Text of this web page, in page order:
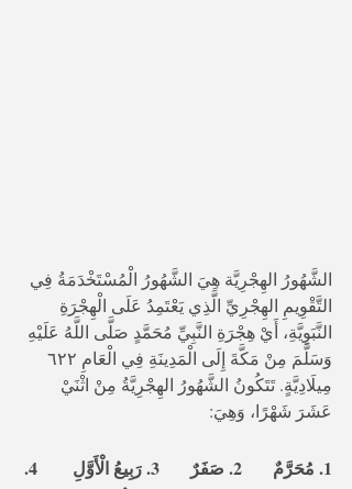
الشَّهُورُ الهِجْرِيَّة هِيَ الشَّهُورُ الْمُسْتَخْدَمَةُ فِي
التَّقْوِيمِ الهِجْرِيِّ الَّذِي يَعْتَمِدُ عَلَى الْهِجْرَةِ
النَّبَوِيَّةِ، أَيْ هِجْرَةِ النَّبِيِّ مُحَمَّدٍ صَلَّى اللَّهُ عَلَيْهِ
مِيلَادِيَّةٍ. تَتَكُونُ الشَّهُورُ الهِجْرِيَّةُ مِنْ اثْنَيْ
عَشَرَ شَهْرًا، وَهِيَ:
1. مُحَرَّمٌ       2. صَفَرٌ       3. رَبِيعُ الْأَوَّلِ        4.